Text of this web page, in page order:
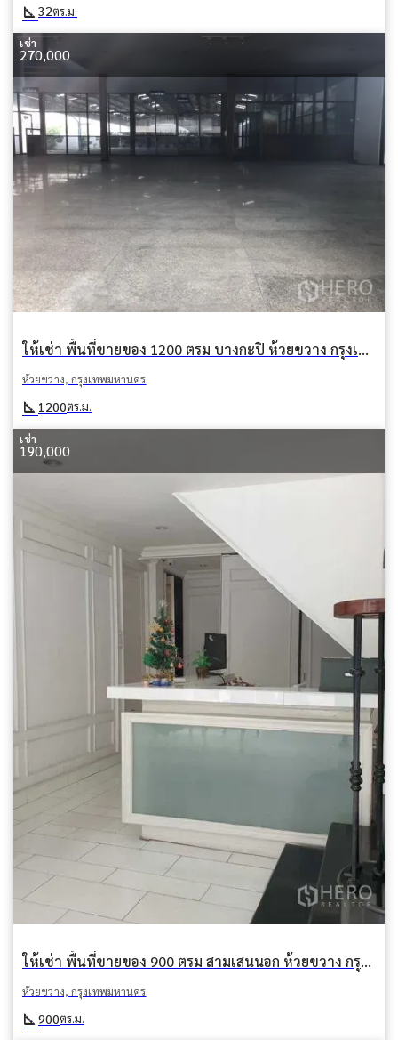
square_foot 32ตร.ม.
เช่า
270,000
ให้เช่า พื้นที่ขายของ 1200 ตรม บางกะปิ ห้วยขวาง กรุงเทพมหานคร
ห้วยขวาง, กรุงเทพมหานคร
square_foot 1200ตร.ม.
เช่า
190,000
ให้เช่า พื้นที่ขายของ 900 ตรม สามเสนนอก ห้วยขวาง กรุงเทพมหานคร
ห้วยขวาง, กรุงเทพมหานคร
square_foot 900ตร.ม.